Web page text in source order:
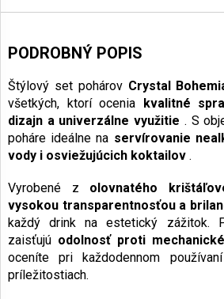
PODROBNÝ POPIS
Štýlový set pohárov Crystal
všetkých, ktorí ocenia kvalitné
dizajn a univerzálne využitie . S
poháre ideálne na servírovanie
vody i osviežujúcich koktailov .
Vyrobené z olovnatého
vysokou transparentnosťou a
každý drink na estetický zážitok.
zaisťujú odolnosť proti
oceníte pri každodennom
príležitostiach.